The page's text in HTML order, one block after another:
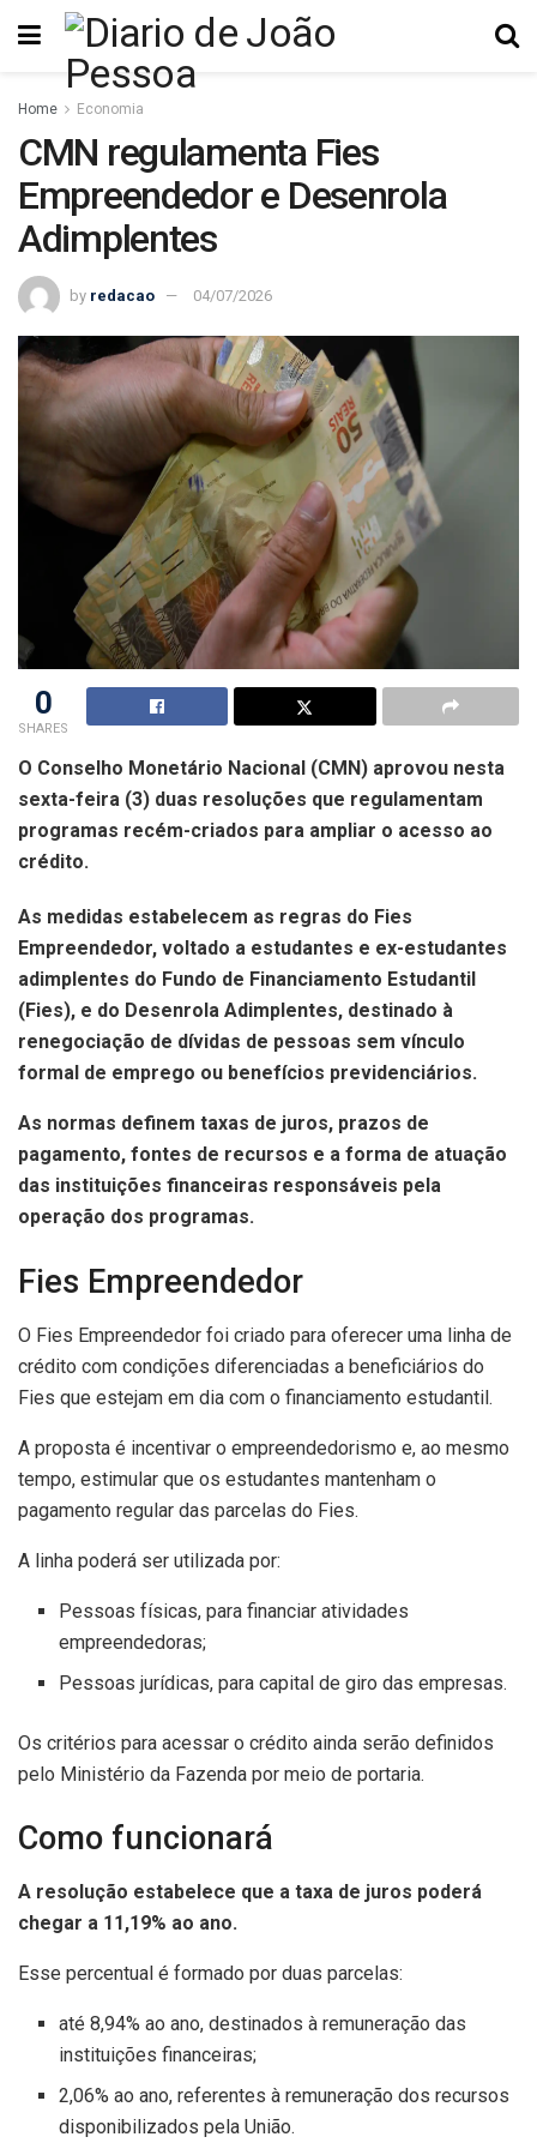
Home Economia
CMN regulamenta Fies
Empreendedor e Desenrola
Adimplentes
by redacao 04/07/2026
0
SHARES
O Conselho Monetário Nacional (CMN) aprovou nesta
sexta-feira (3) duas resoluções que regulamentam
programas recém-criados para ampliar o acesso ao
crédito.
As medidas estabelecem as regras do Fies
Empreendedor, voltado a estudantes e ex-estudantes
adimplentes do Fundo de Financiamento Estudantil
(Fies), e do Desenrola Adimplentes, destinado à
renegociação de dívidas de pessoas sem vínculo
formal de emprego ou benefícios previdenciários.
As normas definem taxas de juros, prazos de
pagamento, fontes de recursos e a forma de atuação
das instituições financeiras responsáveis pela
operação dos programas.
Fies Empreendedor
O Fies Empreendedor foi criado para oferecer uma linha de
crédito com condições diferenciadas a beneficiários do
Fies que estejam em dia com o financiamento estudantil.
A proposta é incentivar o empreendedorismo e, ao mesmo
tempo, estimular que os estudantes mantenham o
pagamento regular das parcelas do Fies.
A linha poderá ser utilizada por:
Pessoas físicas, para financiar atividades
empreendedoras;
Pessoas jurídicas, para capital de giro das empresas.
Os critérios para acessar o crédito ainda serão definidos
pelo Ministério da Fazenda por meio de portaria.
Como funcionará
A resolução estabelece que a taxa de juros poderá
chegar a 11,19% ao ano.
Esse percentual é formado por duas parcelas:
até 8,94% ao ano, destinados à remuneração das
instituições financeiras;
2,06% ao ano, referentes à remuneração dos recursos
disponibilizados pela União.